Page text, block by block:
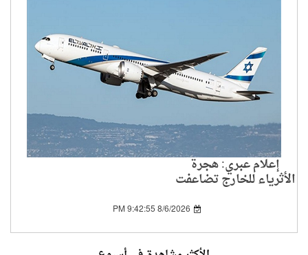
إعلام عبري: هجرة
الأثرياء للخارج تضاعفت
8/6/2026 9:42:55 PM